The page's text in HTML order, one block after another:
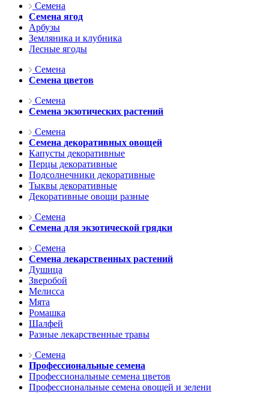
Семена
Семена ягод
Арбузы
Земляника и клубника
Лесные ягоды
Семена
Семена цветов
Семена
Семена экзотических растений
Семена
Семена декоративных овощей
Капусты декоративные
Перцы декоративные
Подсолнечники декоративные
Тыквы декоративные
Декоративные овощи разные
Семена
Семена для экзотической грядки
Семена
Семена лекарственных растений
Душица
Зверобой
Мелисса
Мята
Ромашка
Шалфей
Разные лекарственные травы
Семена
Профессиональные семена
Профессиональные семена цветов
Профессиональные семена овощей и зелени